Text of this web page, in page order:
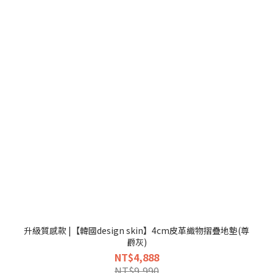
升級質感款 |【韓國design skin】4cm皮革織物摺疊地墊(尊
爵灰)
NT$4,888